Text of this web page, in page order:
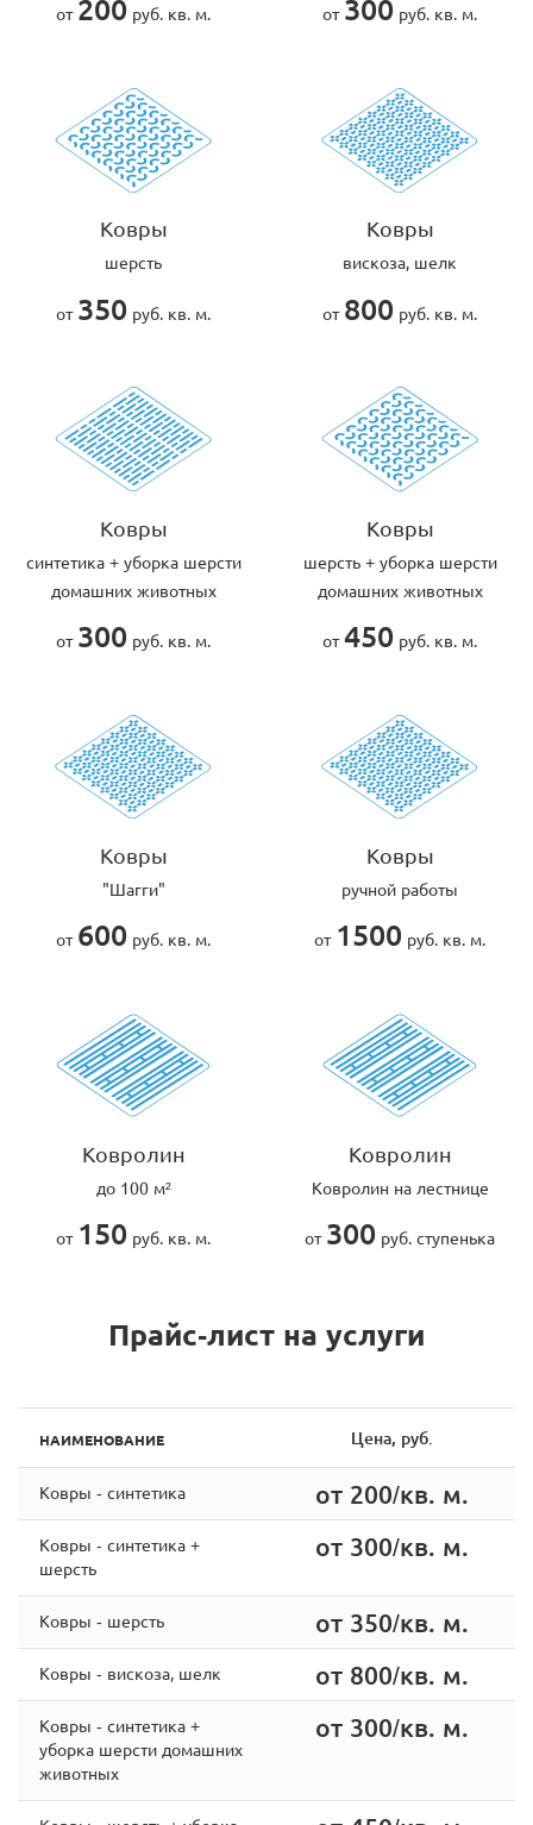
от 200 руб. кв. м. от 300 руб. кв. м.
Ковры
шерсть
от 350 руб. кв. м.
Ковры
вискоза, шелк
от 800 руб. кв. м.
Ковры
cинтетика + уборка шерсти
домашних животных
от 300 руб. кв. м.
Ковры
шерсть + уборка шерсти
домашних животных
от450 руб. кв. м.
Ковры
"Шагги"
от 600 руб. кв. м.
Ковры
ручной работы
от 1500 руб. кв. м.
Ковролин
до 100 м²
от 150 руб. кв. м.
Ковролин
Ковролин на лестнице
от 300 руб. ступенька
Прайс-лист на услуги
НАИМЕНОВАНИЕ Цена, руб.
Ковры - синтетика от 200/кв. м.
Ковры - синтетика +
шерсть
от 300/кв. м.
Ковры - шерсть от 350/кв. м.
Ковры - вискоза, шелк от 800/кв. м.
Ковры - cинтетика +
уборка шерсти домашних
животных
от 300/кв. м.